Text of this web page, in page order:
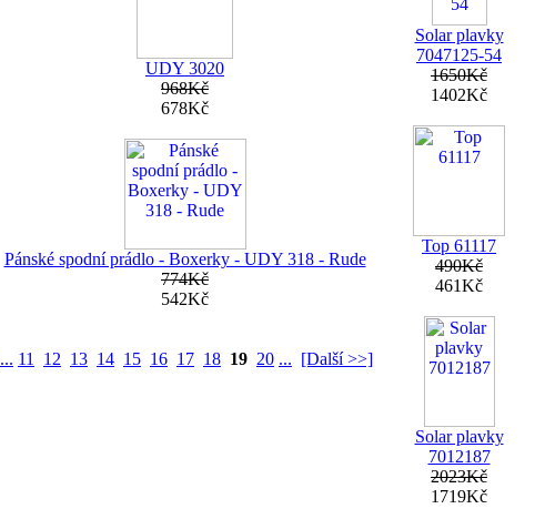
UDY 3020
968Kč
678Kč
Pánské spodní prádlo - Boxerky - UDY 318 - Rude
774Kč
542Kč
... 11 12 13 14 15 16 17 18 19 20 ... [Další >>]
Solar plavky
7047125-54
1650Kč
1402Kč
Top 61117
490Kč
461Kč
Solar plavky
7012187
2023Kč
1719Kč